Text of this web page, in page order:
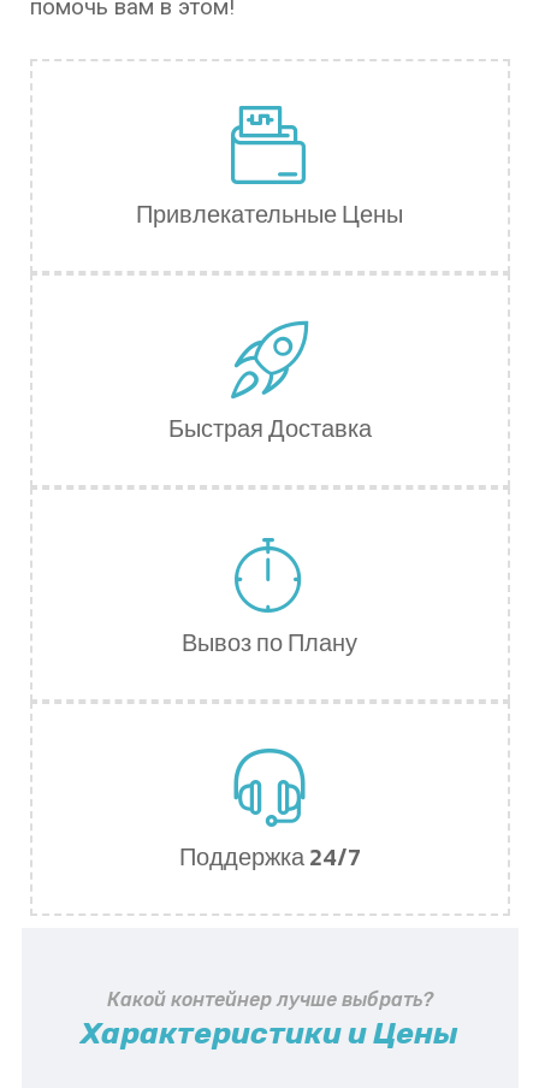
помочь вам в этом!
Привлекательные Цены
Быстрая Доставка
Вывоз по Плану
Поддержка 24/7
Какой контейнер лучше выбрать?
Характеристики и Цены